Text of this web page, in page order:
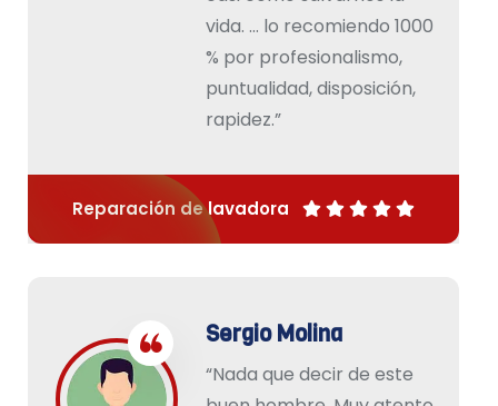
vida. … lo recomiendo 1000
% por profesionalismo,
puntualidad, disposición,
rapidez.”
Reparación de lavadora
Sergio Molina
“Nada que decir de este